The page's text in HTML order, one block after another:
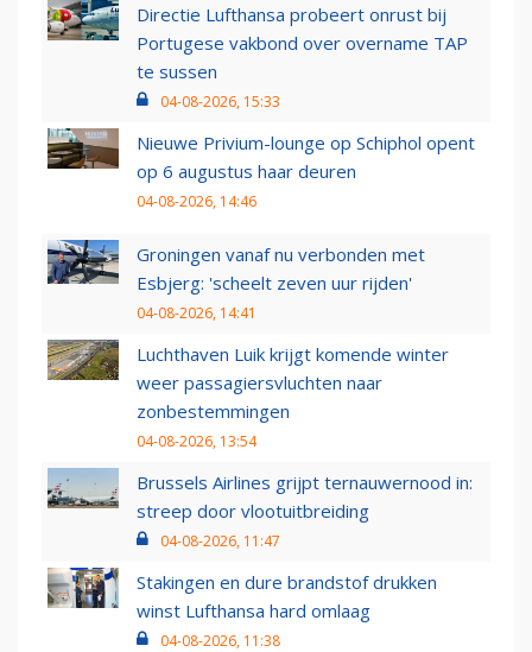
Directie Lufthansa probeert onrust bij
Portugese vakbond over overname TAP
te sussen
04-08-2026, 15:33
Nieuwe Privium-lounge op Schiphol opent
op 6 augustus haar deuren
04-08-2026, 14:46
Groningen vanaf nu verbonden met
Esbjerg: 'scheelt zeven uur rijden'
04-08-2026, 14:41
Luchthaven Luik krijgt komende winter
weer passagiersvluchten naar
zonbestemmingen
04-08-2026, 13:54
Brussels Airlines grijpt ternauwernood in:
streep door vlootuitbreiding
04-08-2026, 11:47
Stakingen en dure brandstof drukken
winst Lufthansa hard omlaag
04-08-2026, 11:38